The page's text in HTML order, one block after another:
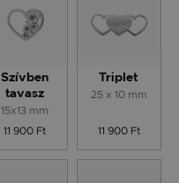
Szívben
tavasz
15x13 mm
11 900 Ft
Triplet
25 x 10 mm
11 900 Ft